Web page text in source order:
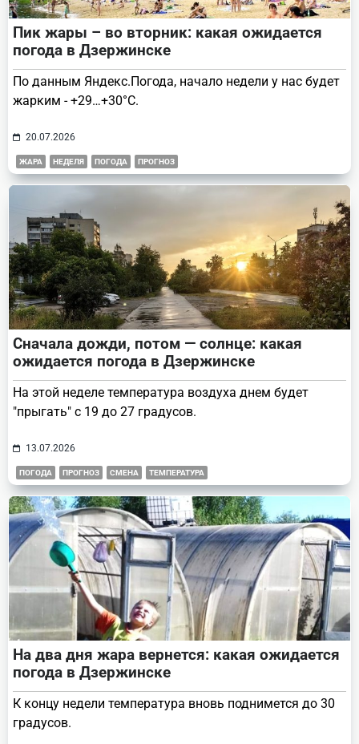
Пик жары – во вторник: какая ожидается
погода в Дзержинске
По данным Яндекс.Погода, начало недели у нас будет
жарким - +29…+30°С.
20.07.2026
ЖАРА НЕДЕЛЯ ПОГОДА ПРОГНОЗ
Сначала дожди, потом — солнце: какая
ожидается погода в Дзержинске
На этой неделе температура воздуха днем будет
"прыгать" с 19 до 27 градусов.
13.07.2026
ПОГОДА ПРОГНОЗ СМЕНА ТЕМПЕРАТУРА
На два дня жара вернется: какая ожидается
погода в Дзержинске
К концу недели температура вновь поднимется до 30
градусов.